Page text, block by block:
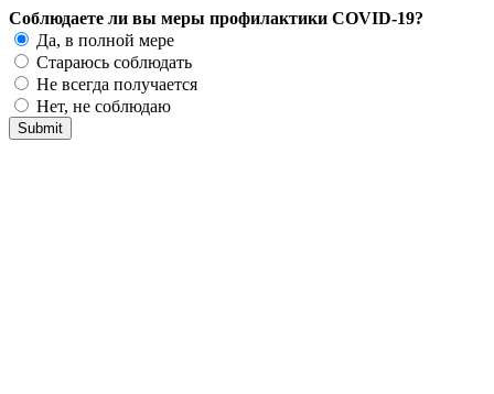
Соблюдаете ли вы меры профилактики COVID-19?
Да, в полной мере
Стараюсь соблюдать
Не всегда получается
Нет, не соблюдаю